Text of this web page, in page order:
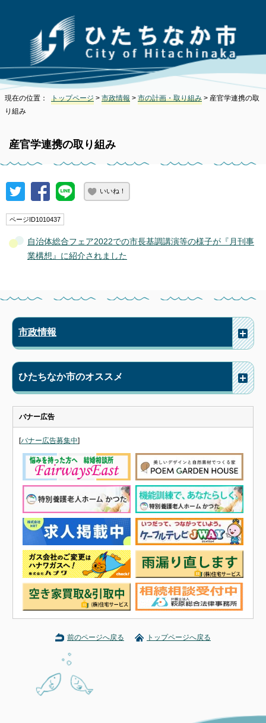
現在の位置： トップページ > 市政情報 > 市の計画・取り組み > 産官学連携の取
り組み
産官学連携の取り組み
いいね！
ページID1010437
自治体総合フェア2022での市長基調講演等の様子が『月刊事
業構想』に紹介されました
市政情報
ひたちなか市のオススメ
バナー広告
[バナー広告募集中]
前のページへ戻る トップページへ戻る